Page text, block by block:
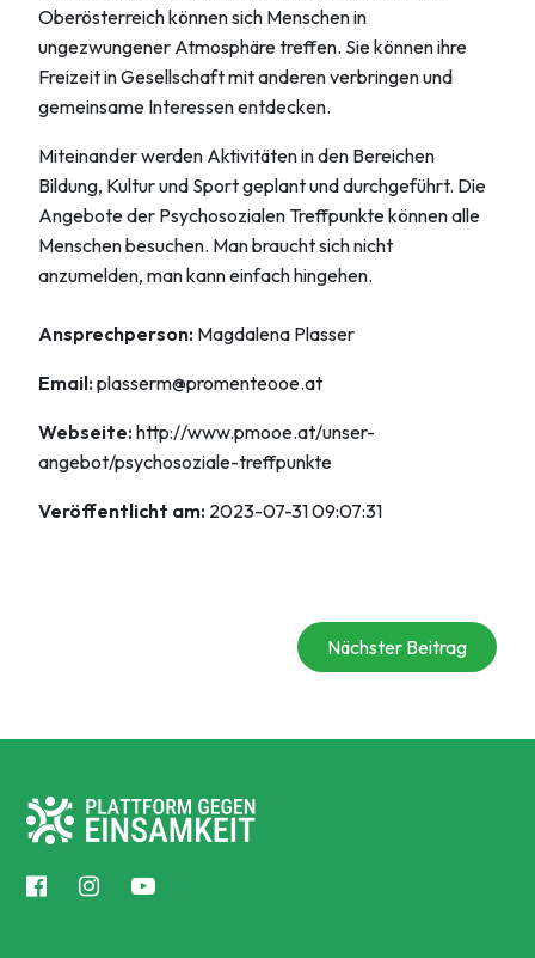
Oberösterreich können sich Menschen in
ungezwungener Atmosphäre treffen. Sie können ihre
Freizeit in Gesellschaft mit anderen verbringen und
gemeinsame Interessen entdecken.
Miteinander werden Aktivitäten in den Bereichen
Bildung, Kultur und Sport geplant und durchgeführt. Die
Angebote der Psychosozialen Treffpunkte können alle
Menschen besuchen. Man braucht sich nicht
anzumelden, man kann einfach hingehen.
Ansprechperson: Magdalena Plasser
Email:plasserm@promenteooe.at
Webseite:http://www.pmooe.at/unser-
angebot/psychosoziale-treffpunkte
Veröffentlicht am: 2023-07-31 09:07:31
Nächster Beitrag